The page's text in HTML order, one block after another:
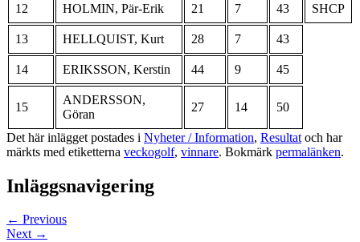
12 HOLMIN, Pär-Erik 21 7 43 SHCP
13 HELLQUIST, Kurt 28 7 43
14 ERIKSSON, Kerstin 44 9 45
15
ANDERSSON,
Göran
27 14 50
Det här inlägget postades i Nyheter / Information, Resultat och har
märkts med etiketterna veckogolf, vinnare. Bokmärk permalänken.
Inläggsnavigering
← Previous
Next →